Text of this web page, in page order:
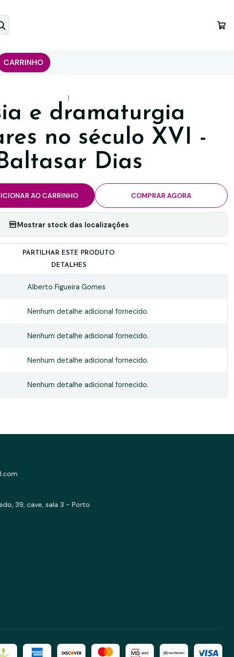
CARRINHO
|
e dramaturgia
no século XVI -
Dias
AO CARRINHO COMPRAR AGORA
Mostrar stock das localizações
PARTILHAR ESTE PRODUTO
DETALHES
Alberto Figueira Gomes
Nenhum detalhe adicional fornecido.
Nenhum detalhe adicional fornecido.
Nenhum detalhe adicional fornecido.
Nenhum detalhe adicional fornecido.
39, cave, sala 3 - Porto